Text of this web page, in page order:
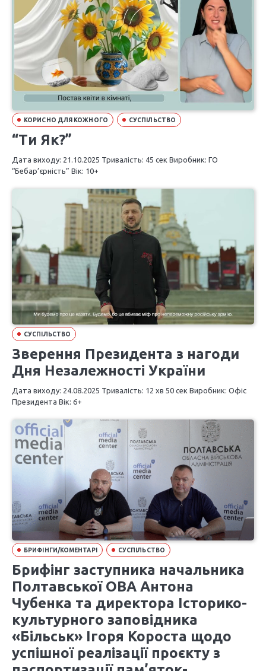
КОРИСНО ДЛЯ КОЖНОГО СУСПІЛЬСТВО
“Ти Як?”
Дата виходу: 21.10.2025 Тривалість: 45 сек Виробник: ГО
“Бебар’єрність” Вік: 10+
СУСПІЛЬСТВО
Зверення Президента з нагоди
Дня Незалежності України
Дата виходу: 24.08.2025 Тривалість: 12 хв 50 сек Виробник: Офіс
Президента Вік: 6+
БРИФІНГИ/КОМЕНТАРІ СУСПІЛЬСТВО
Брифінг заступника начальника
Полтавської ОВА Антона
Чубенка та директора Історико-
культурного заповідника
«Більськ» Ігоря Короста щодо
успішної реалізації проєкту з